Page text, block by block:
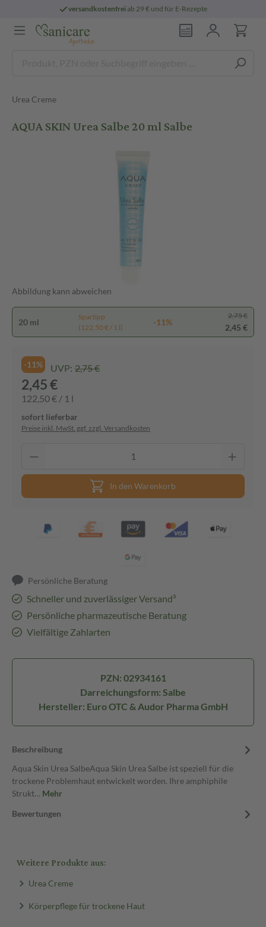
versandkostenfreiab 29 € und für E-Rezepte
Urea Creme
AQUA SKIN Urea Salbe 20 ml Salbe
Abbildung kann abweichen
20 ml
Spartipp
(122,50 € / 1 l)
-11%
2,75 €
2,45 €
-11% UVP: 2,75 €
2,45 €
122,50 € / 1 l
sofort lieferbar
Preise inkl. MwSt. ggf. zzgl. Versandkosten
In den Warenkorb
Persönliche Beratung
Schneller und zuverlässiger Versand³
Persönliche pharmazeutische Beratung
Vielfältige Zahlarten
PZN: 02934161
Darreichungsform: Salbe
Hersteller: Euro OTC & Audor Pharma GmbH
Beschreibung
Aqua Skin Urea SalbeAqua Skin Urea Salbe ist speziell für die
trockene Problemhaut entwickelt worden. Ihre amphiphile
Strukt… Mehr
Bewertungen
Weitere Produkte aus:
Urea Creme
Körperpflege für trockene Haut